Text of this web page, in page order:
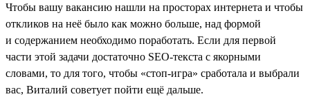
Чтобы вашу вакансию нашли на просторах интернета и чтобы
откликов на неё было как можно больше, над формой
и содержанием необходимо поработать. Если для первой
части этой задачи достаточно SEO-текста с якорными
словами, то для того, чтобы «стоп-игра» сработала и выбрали
вас, Виталий советует пойти ещё дальше.